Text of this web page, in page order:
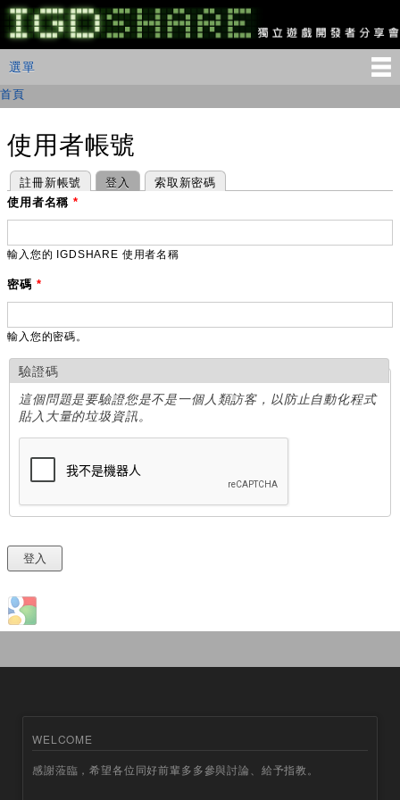
移
至
主
IGDSHARE
獨
遊
發
享
會
主選單
選單
您在這裡
首頁
使用者帳號
主要索引標籤
註冊新帳號 登入
(作用中頁籤) 索取新密碼
使用者名稱*
輸入您的 IGDSHARE 使用者名稱
密碼 *
輸入您的密碼。
驗證碼
這個問題是要驗證您是不是一個人類訪客，以防止自動化程式
貼入大量的垃圾資訊。
Login with Google
WELCOME
感謝蒞臨，希望各位同好前輩多多參與討論、給予指教。